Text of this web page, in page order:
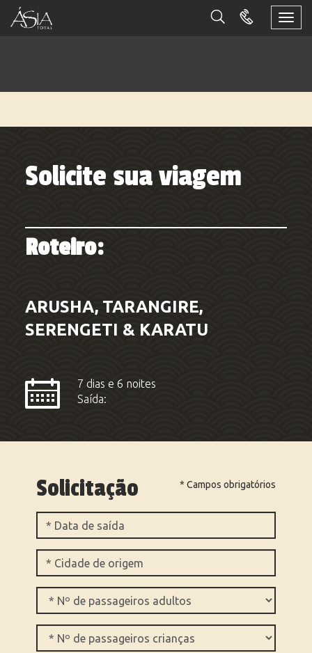
Solicite sua viagem
Roteiro:
ARUSHA, TARANGIRE,
SERENGETI & KARATU
7 dias e 6 noites
Saída:
Solicitação * Campos obrigatórios